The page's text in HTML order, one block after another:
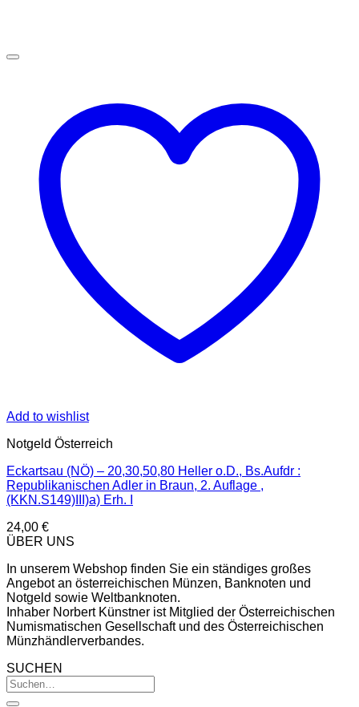
Add to wishlist
Notgeld Österreich
Eckartsau (NÖ) – 20,30,50,80 Heller o.D., Bs.Aufdr :
Republikanischen Adler in Braun, 2. Auflage ,
(KKN.S149)III)a) Erh. I
24,00 €
ÜBER UNS
In unserem Webshop finden Sie ein ständiges großes
Angebot an österreichischen Münzen, Banknoten und
Notgeld sowie Weltbanknoten.
Inhaber Norbert Künstner ist Mitglied der Österreichischen
Numismatischen Gesellschaft und des Österreichischen
Münzhändlerverbandes.
SUCHEN